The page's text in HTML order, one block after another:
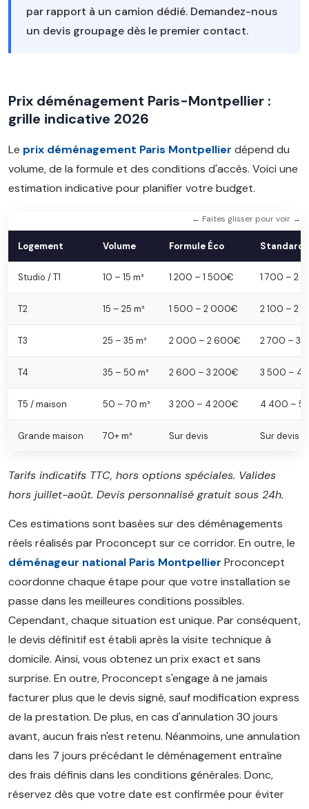
par rapport à un camion dédié. Demandez-nous
un devis groupage dès le premier contact.
Prix déménagement Paris-Montpellier :
grille indicative 2026
Le prix déménagement Paris Montpellier dépend du
volume, de la formule et des conditions d'accès. Voici une
estimation indicative pour planifier votre budget.
← Faites glisser pour voir →
Logement Volume Formule Éco Standard
Studio / T1 10 – 15 m³ 1 200 – 1 500€ 1 700 – 2
T2 15 – 25 m³ 1 500 – 2 000€ 2 100 – 2
T3 25 – 35 m³ 2 000 – 2 600€ 2 700 – 3
T4 35 – 50 m³ 2 600 – 3 200€ 3 500 – 4
T5 / maison 50 – 70 m³ 3 200 – 4 200€ 4 400 – 5
Grande maison 70+ m³ Sur devis Sur devis
Tarifs indicatifs TTC, hors options spéciales. Valides
hors juillet-août. Devis personnalisé gratuit sous 24h.
Ces estimations sont basées sur des déménagements
réels réalisés par Proconcept sur ce corridor. En outre, le
déménageur national Paris Montpellier Proconcept
coordonne chaque étape pour que votre installation se
passe dans les meilleures conditions possibles.
Cependant, chaque situation est unique. Par conséquent,
le devis définitif est établi après la visite technique à
domicile. Ainsi, vous obtenez un prix exact et sans
surprise. En outre, Proconcept s'engage à ne jamais
facturer plus que le devis signé, sauf modification express
de la prestation. De plus, en cas d'annulation 30 jours
avant, aucun frais n'est retenu. Néanmoins, une annulation
dans les 7 jours précédant le déménagement entraîne
des frais définis dans les conditions générales. Donc,
réservez dès que votre date est confirmée pour éviter